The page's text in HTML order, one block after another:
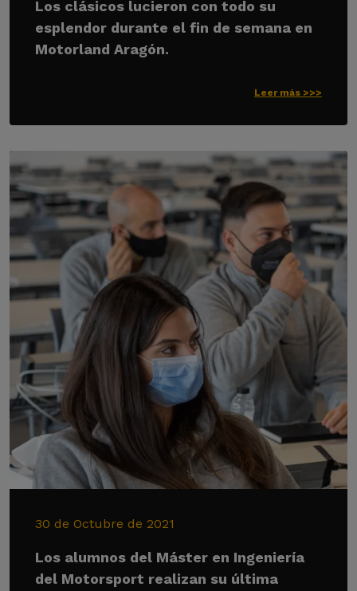
Los clásicos lucieron con todo su
esplendor durante el fin de semana en
Motorland Aragón.
Leer más >>>
30 de Octubre de 2021
Los alumnos del Máster en Ingeniería
del Motorsport realizan su última